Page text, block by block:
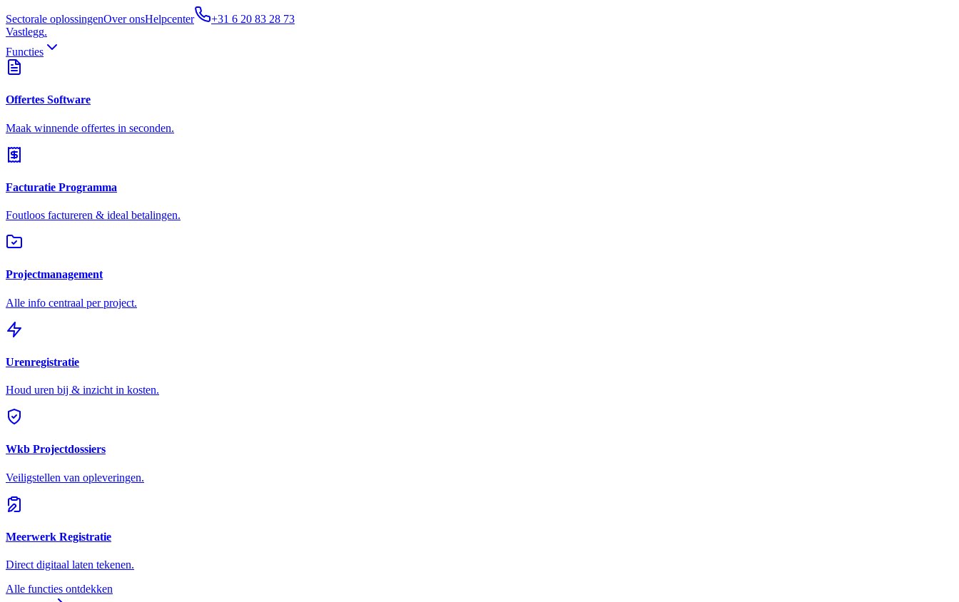
Sectorale oplossingenOver onsHelpcenter
+31 6 20 83 28 73
Vastlegg.
Functies
Offertes Software
Maak winnende offertes in seconden.
Facturatie Programma
Foutloos factureren & ideal betalingen.
Projectmanagement
Alle info centraal per project.
Urenregistratie
Houd uren bij & inzicht in kosten.
Wkb Projectdossiers
Veiligstellen van opleveringen.
Meerwerk Registratie
Direct digitaal laten tekenen.
Alle functies ontdekken